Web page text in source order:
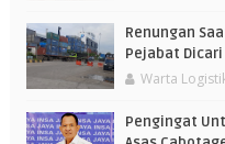
Renungan
Pejabat Dicari
Warta
Pengingat